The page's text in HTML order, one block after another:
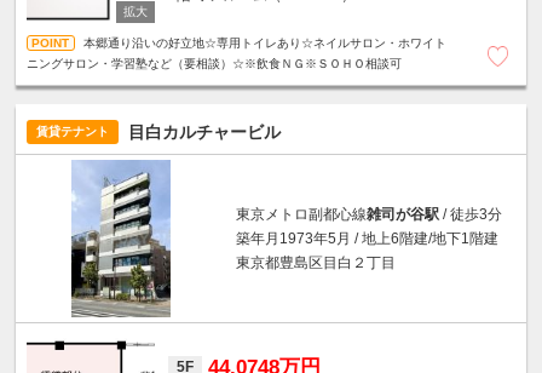
本郷通り沿いの好立地☆専用トイレあり☆ネイルサロン・ホワイト
ニングサロン・学習塾など（要相談）☆※飲食ＮＧ※ＳＯＨＯ相談可
賃貸テナント 目白カルチャービル
東京メトロ副都心線雑司が谷駅 / 徒歩3分
築年月1973年5月 / 地上6階建/地下1階建
東京都豊島区目白２丁目
5F 44.0748万円